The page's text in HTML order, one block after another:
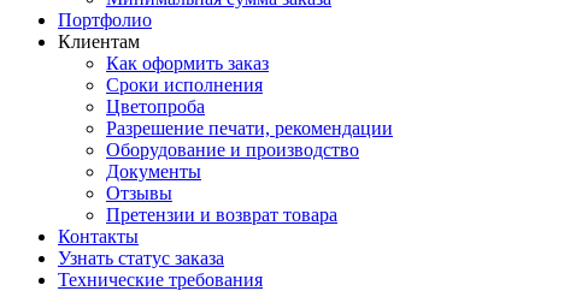
Портфолио
Клиентам
Как оформить заказ
Сроки исполнения
Цветопроба
Разрешение печати, рекомендации
Оборудование и производство
Документы
Отзывы
Претензии и возврат товара
Контакты
Узнать статус заказа
Технические требования